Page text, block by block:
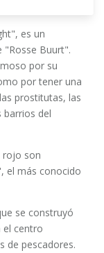
es un
"Rosse Buurt".
por su
por tener una
prostitutas, las
barrios del
rojo son
el más conocido
se construyó
el centro
de pescadores.